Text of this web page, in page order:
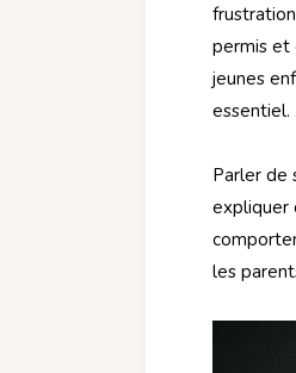
permis et
jeunes
essentiel.
Parler de
expliquer
les